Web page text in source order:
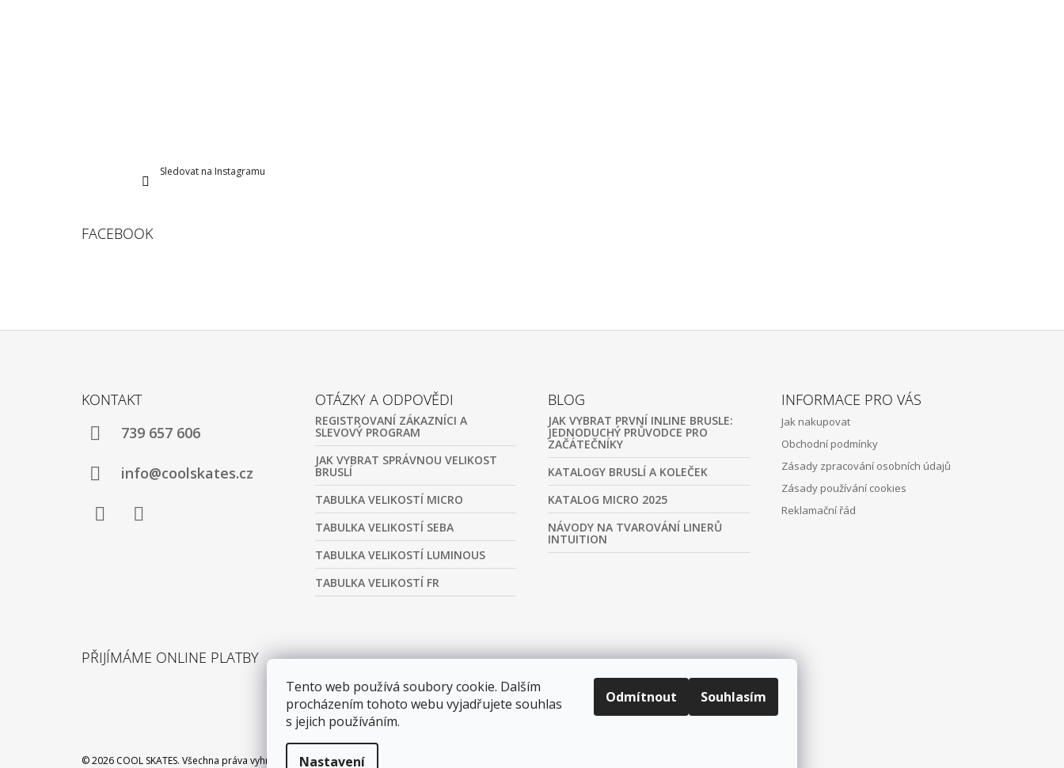
Tento web používá soubory cookie. Dalším
procházením tohoto webu vyjadřujete souhlas
s jejich používáním.
Nastavení
Odmítnout Souhlasím
Sledovat na Instagramu
FACEBOOK
KONTAKT
739 657 606
info@coolskates.cz
OTÁZKY A ODPOVĚDI
REGISTROVANÍ ZÁKAZNÍCI A
SLEVOVÝ PROGRAM
JAK VYBRAT SPRÁVNOU VELIKOST
BRUSLÍ
TABULKA VELIKOSTÍ MICRO
TABULKA VELIKOSTÍ SEBA
TABULKA VELIKOSTÍ LUMINOUS
TABULKA VELIKOSTÍ FR
BLOG
JAK VYBRAT PRVNÍ INLINE BRUSLE:
JEDNODUCHÝ PRŮVODCE PRO
ZAČÁTEČNÍKY
KATALOGY BRUSLÍ A KOLEČEK
KATALOG MICRO 2025
NÁVODY NA TVAROVÁNÍ LINERŮ
INTUITION
INFORMACE PRO VÁS
Jak nakupovat
Obchodní podmínky
Zásady zpracování osobních údajů
Zásady používání cookies
Reklamační řád
PŘIJÍMÁME ONLINE PLATBY
© 2026 COOL SKATES. Všechna práva vyhrazena.Upravit nastavení cookies